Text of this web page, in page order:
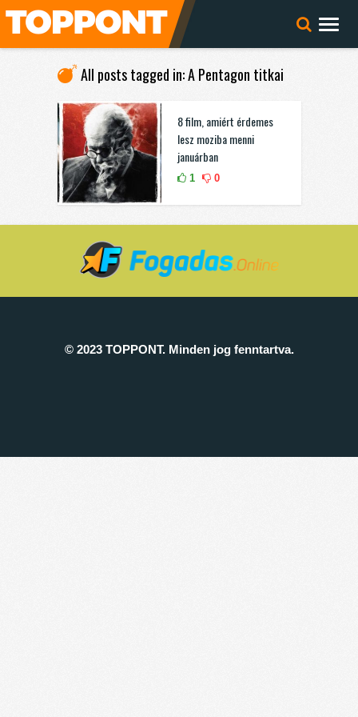
All posts tagged in: A Pentagon titkai
8 film, amiért érdemes
lesz moziba menni
januárban
1 0
© 2023 TOPPONT. Minden jog fenntartva.